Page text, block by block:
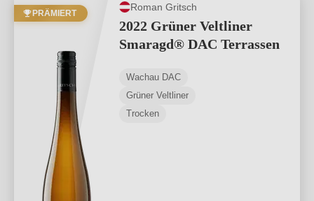
PRÄMIERT
Roman Gritsch
2022 Grüner Veltliner
Smaragd® DAC Terrassen
Wachau DAC
Grüner Veltliner
Trocken